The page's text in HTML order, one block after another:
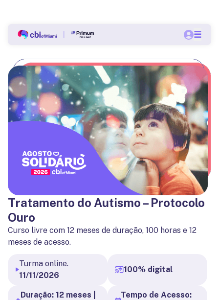
Bolsas a partir de 60% nas pós-graduações do CBI.
☰
Tratamento do Autismo – Protocolo
Ouro
Curso livre com 12 meses de duração, 100 horas e 12
meses de acesso.
Turma online.
11/11/2026
100% digital
Duração: 12 meses |
Tempo de Acesso: